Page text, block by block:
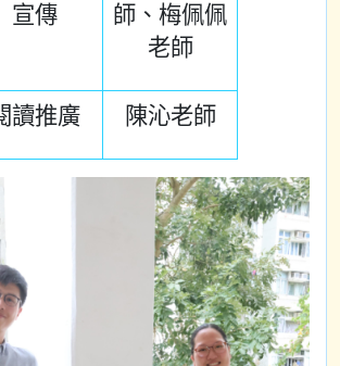
宣傳
師、梅佩佩
老師
讀推廣 陳沁老師